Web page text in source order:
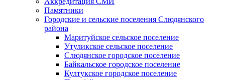
Памятники
Городские и сельские поселения Слюдянского
района
Маритуйское сельское поселение
Утуликское сельское поселение
Слюдянское городское поселение
Байкальское городское поселение
Култукское городское поселение